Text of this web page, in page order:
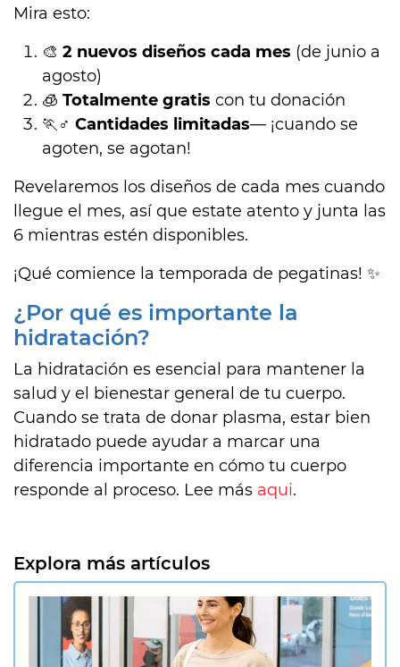
Mira esto:
🎨 2 nuevos diseños cada mes (de junio a
agosto)
🧊 Totalmente gratis con tu donación
🏃♂️ Cantidades limitadas— ¡cuando se
agoten, se agotan!
Revelaremos los diseños de cada mes cuando
llegue el mes, así que estate atento y junta las
6 mientras estén disponibles.
¡Qué comience la temporada de pegatinas! ✨
¿Por qué es importante la
hidratación?
La hidratación es esencial para mantener la
salud y el bienestar general de tu cuerpo.
Cuando se trata de donar plasma, estar bien
hidratado puede ayudar a marcar una
diferencia importante en cómo tu cuerpo
responde al proceso. Lee más aqui.
Explora más artículos